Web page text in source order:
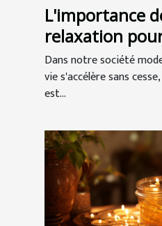
L'importance
relaxation
du stress et
de la qualité
Dans notre société
vie s'accélère sans
est...